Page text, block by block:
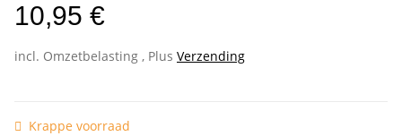
10,95 €
incl. Omzetbelasting , Plus Verzending
Krappe voorraad